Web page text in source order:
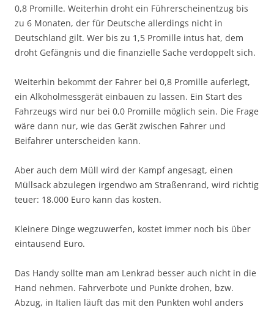
0,8 Promille. Weiterhin droht ein Führerscheinentzug bis
zu 6 Monaten, der für Deutsche allerdings nicht in
Deutschland gilt. Wer bis zu 1,5 Promille intus hat, dem
droht Gefängnis und die finanzielle Sache verdoppelt sich.
Weiterhin bekommt der Fahrer bei 0,8 Promille auferlegt,
ein Alkoholmessgerät einbauen zu lassen. Ein Start des
Fahrzeugs wird nur bei 0,0 Promille möglich sein. Die Frage
wäre dann nur, wie das Gerät zwischen Fahrer und
Beifahrer unterscheiden kann.
Aber auch dem Müll wird der Kampf angesagt, einen
Müllsack abzulegen irgendwo am Straßenrand, wird richtig
teuer: 18.000 Euro kann das kosten.
Kleinere Dinge wegzuwerfen, kostet immer noch bis über
eintausend Euro.
Das Handy sollte man am Lenkrad besser auch nicht in die
Hand nehmen. Fahrverbote und Punkte drohen, bzw.
Abzug, in Italien läuft das mit den Punkten wohl anders